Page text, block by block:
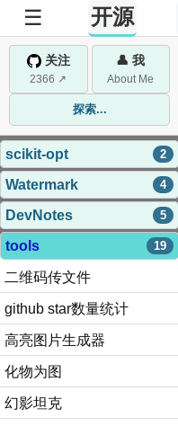
☰ 开源
关注
2366 ↗
👤 我
About Me
探索...
scikit-opt 2
Watermark 4
DevNotes 5
tools 19
二维码传文件
github star数量统计
高亮图片生成器
化物为图
幻影坦克